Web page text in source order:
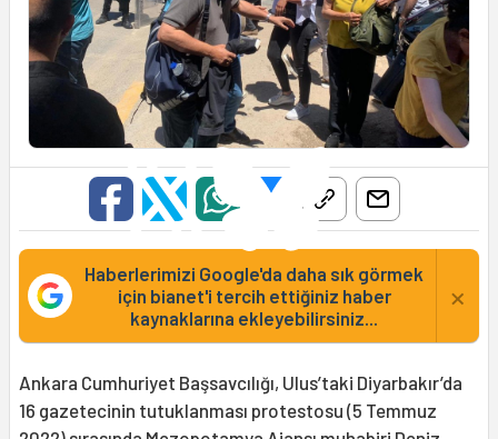
Haberlerimizi Google'da daha sık görmek
için bianet'i tercih ettiğiniz haber
kaynaklarına ekleyebilirsiniz...
×
Ankara Cumhuriyet Başsavcılığı, Ulus’taki Diyarbakır’da
16 gazetecinin tutuklanması protestosu (5 Temmuz